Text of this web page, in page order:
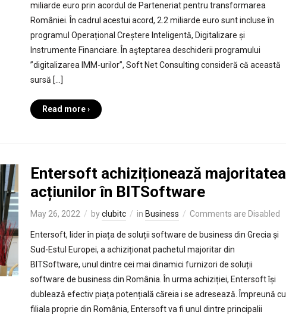
miliarde euro prin acordul de Parteneriat pentru transformarea
României. În cadrul acestui acord, 2.2 miliarde euro sunt incluse în
programul Operațional Creștere Inteligentă, Digitalizare și
Instrumente Financiare. În aşteptarea deschiderii programului
”digitalizarea IMM-urilor”, Soft Net Consulting consideră că această
sursă […]
Read more ›
Entersoft achiziționează majoritatea
acțiunilor în BITSoftware
May 26, 2022 byclubitc in Business Comments are Disabled
Entersoft, lider în piața de soluții software de business din Grecia și
Sud-Estul Europei, a achiziționat pachetul majoritar din
BITSoftware, unul dintre cei mai dinamici furnizori de soluții
software de business din România. În urma achiziției, Entersoft își
dublează efectiv piața potențială căreia i se adresează. Împreună cu
filiala proprie din România, Entersoft va fi unul dintre principalii